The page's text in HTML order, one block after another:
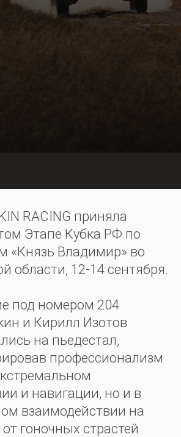
RACING приняла
Этапе Кубка РФ по
«Князь Владимир» во
области, 12-14 сентября.
под номером 204
и Кирилл Изотов
на пьедестал,
профессионализм
и навигации, но и в
взаимодействии на
гоночных страстей